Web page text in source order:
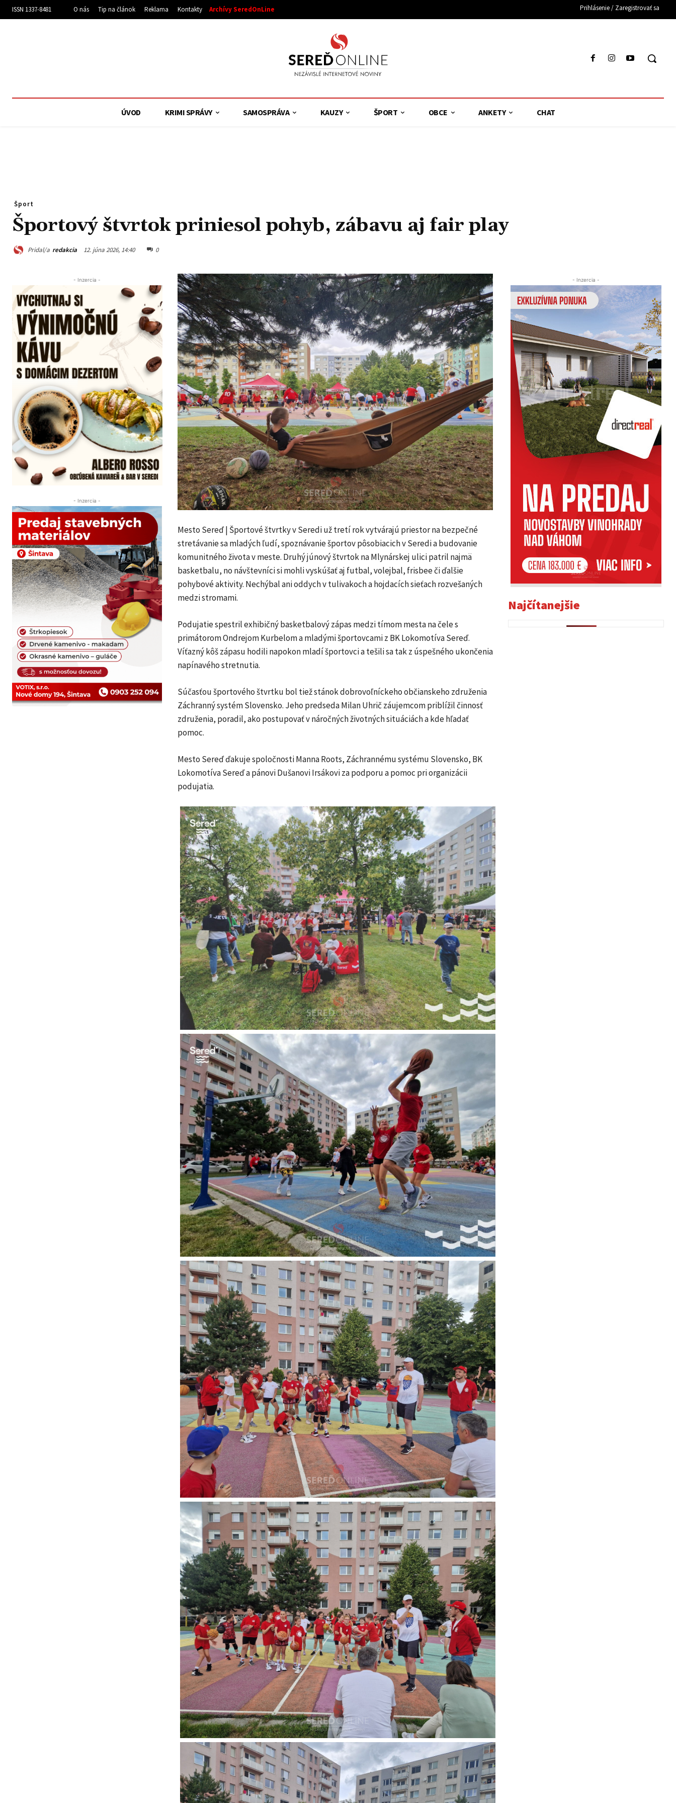
ISSN 1337-8481 O nás Tip na článok Reklama Kontakty Archívy SeredOnLine Prihlásenie / Zaregistrovať sa
ÚVOD KRIMI SPRÁVY SAMOSPRÁVA KAUZY ŠPORT OBCE ANKETY CHAT
Šport
Športový štvrtok priniesol pohyb, zábavu aj fair play
Pridal/a redakcia 12. júna 2026, 14:40 0
- Inzercia -
- Inzercia -
Mesto Sereď | Športové štvrtky v Seredi už tretí rok vytvárajú priestor na bezpečné
stretávanie sa mladých ľudí, spoznávanie športov pôsobiacich v Seredi a budovanie
komunitného života v meste. Druhý júnový štvrtok na Mlynárskej ulici patril najmä
basketbalu, no návštevníci si mohli vyskúšať aj futbal, volejbal, frisbee či ďalšie
pohybové aktivity. Nechýbal ani oddych v tulivakoch a hojdacích sieťach rozvešaných
medzi stromami.
Podujatie spestril exhibičný basketbalový zápas medzi tímom mesta na čele s
primátorom Ondrejom Kurbelom a mladými športovcami z BK Lokomotíva Sereď.
Víťazný kôš zápasu hodili napokon mladí športovci a tešili sa tak z úspešného ukončenia
napínavého stretnutia.
Súčasťou športového štvrtku bol tiež stánok dobrovoľníckeho občianskeho združenia
Záchranný systém Slovensko. Jeho predseda Milan Uhrič záujemcom priblížil činnosť
združenia, poradil, ako postupovať v náročných životných situáciách a kde hľadať
pomoc.
Mesto Sereď ďakuje spoločnosti Manna Roots, Záchrannému systému Slovensko, BK
Lokomotíva Sereď a pánovi Dušanovi Irsákovi za podporu a pomoc pri organizácii
podujatia.
- Inzercia -
Najčítanejšie